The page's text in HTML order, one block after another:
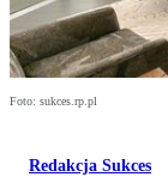
Foto: sukces.rp.pl
Redakcja Sukces